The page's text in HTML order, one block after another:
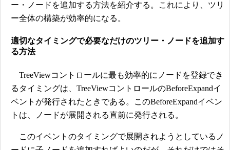
ー・ノードを追加する方法を紹介する。これにより、ツリ
ー全体の構築が効率的になる。
適切なタイミングで必要なだけのツリー・ノードを追加す
る方法
TreeViewコントロールに最も効率的にノードを登録でき
るタイミングは、TreeViewコントロールのBeforeExpandイ
ベントが発行されたときである。このBeforeExpandイベン
トは、ノードが展開される直前に発行される。
このイベントのタイミングで展開されようとしているノ